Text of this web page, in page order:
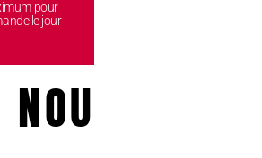
pour
le jour